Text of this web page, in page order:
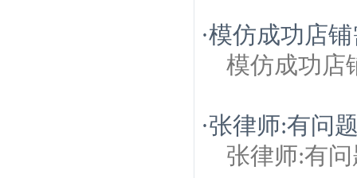
·模仿成功店
模仿成功店
·张律师:有问
张律师:有